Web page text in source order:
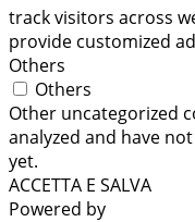
track visitors across
provide customized
Others
Others
Other uncategorized
analyzed and have
yet.
ACCETTA E SALVA
Powered by